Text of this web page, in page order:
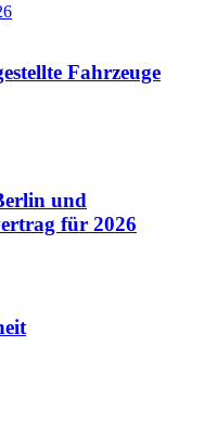
Fahrzeuge
und
für 2026